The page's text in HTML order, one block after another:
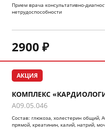
Прием врача консультативно-
нетрудоспособности
2900 ₽
АКЦИЯ
КОМПЛЕКС
A09.05.046
Состав: глюкоза, холестерин
прямой, креатинин, калий, натрий,